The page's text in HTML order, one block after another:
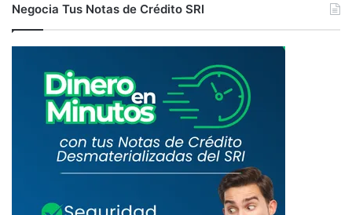
Negocia Tus Notas de Crédito SRI